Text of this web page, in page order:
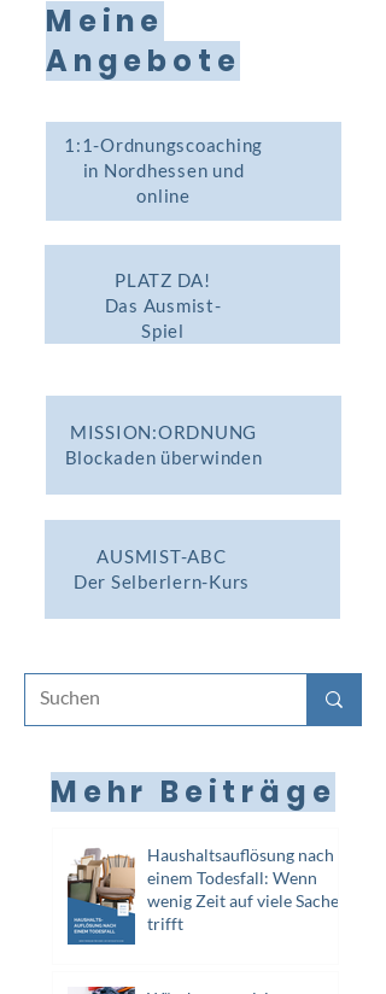
Meine
Angebote
1:1-Ordnungscoaching
in Nordhessen und
online
PLATZ DA!
Das Ausmist-
Spiel
MISSION:ORDNUNG
Blockaden überwinden
AUSMIST-ABC
Der Selberlern-Kurs
Mehr Beiträge
Haushaltsauflösung nach
einem Todesfall: Wenn
wenig Zeit auf viele Sachen
trifft